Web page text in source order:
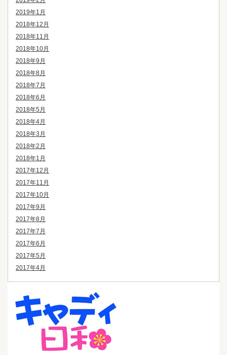
2019年1月
2018年12月
2018年11月
2018年10月
2018年9月
2018年8月
2018年7月
2018年6月
2018年5月
2018年4月
2018年3月
2018年2月
2018年1月
2017年12月
2017年11月
2017年10月
2017年9月
2017年8月
2017年7月
2017年6月
2017年5月
2017年4月